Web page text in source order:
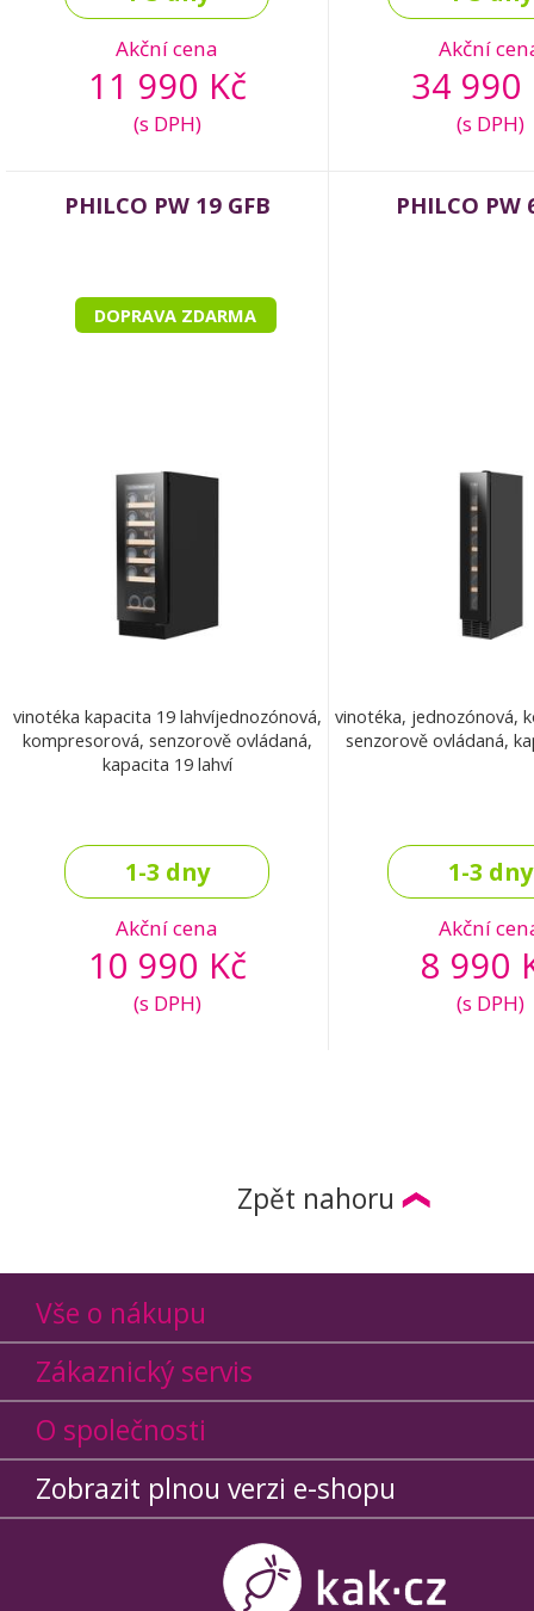
Akční cena
11 990 Kč
(s DPH)
Akční
34 990
(s DPH)
PHILCO PW 19 GFB
DOPRAVA ZDARMA
vinotéka kapacita 19 lahvíjednozónová,
kompresorová, senzorově ovládaná,
kapacita 19 lahví
1-3 dny
Akční cena
10 990 Kč
(s DPH)
PHILCO PW
vinotéka, jednozónová,
senzorově ovládaná,
1-3 dny
Akční
8 990
(s DPH)
Zpět nahoru
Vše o nákupu
Zákaznický servis
O společnosti
Zobrazit plnou verzi e-shopu